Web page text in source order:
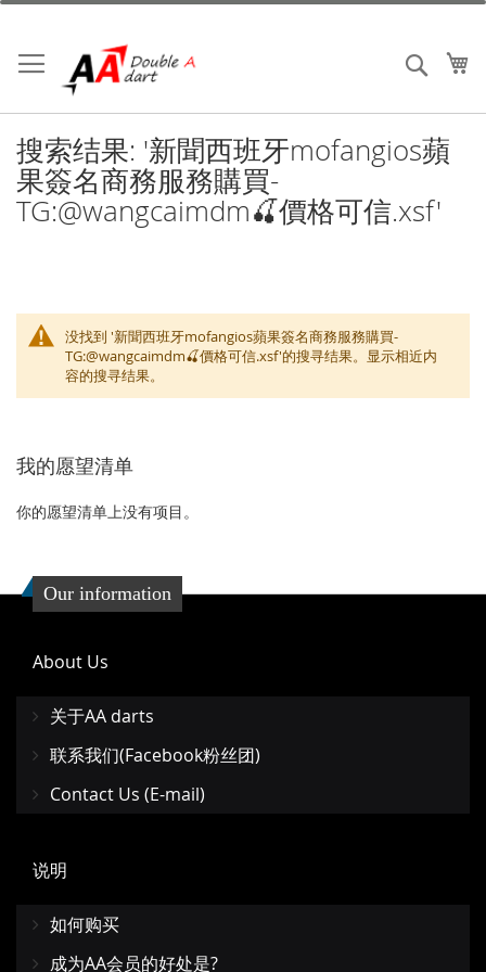
跳
内
容
搜索
搜索结果: '新聞西班牙mofangios蘋
果簽名商務服務購買-
TG:@wangcaimdm🍒價格可信.xsf'
没找到 '新聞西班牙mofangios蘋果簽名商務服務購買-
TG:@wangcaimdm🍒價格可信.xsf'的搜寻结果。显示相近内
容的搜寻结果。
我的愿望清单
你的愿望清单上没有项目。
Our information
About Us
关于AA darts
联系我们(Facebook粉丝团)
Contact Us (E-mail)
说明
如何购买
成为AA会员的好处是?